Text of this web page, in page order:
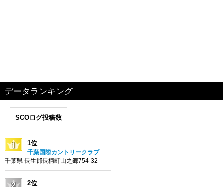
データランキング
SCOログ投稿数
1位
千葉国際カントリークラブ
千葉県 長生郡長柄町山之郷754-32
2位